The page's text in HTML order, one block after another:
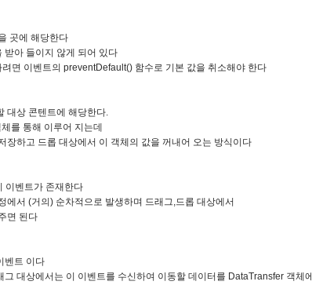
곳에 해당한다
받아 들이지 않게 되어 있다
면 이벤트의 preventDefault() 함수로 기본 값을 취소해야 한다
대상 콘텐트에 해당한다.
를 통해 이루어 지는데
장하고 드롭 대상에서 이 객체의 값을 꺼내어 오는 방식이다
이벤트가 존재한다
에서 (거의) 순차적으로 발생하며 드래그,드롭 대상에서
면 된다
벤트 이다
대상에서는 이 이벤트를 수신하여 이동할 데이터를 DataTransfer 객체에